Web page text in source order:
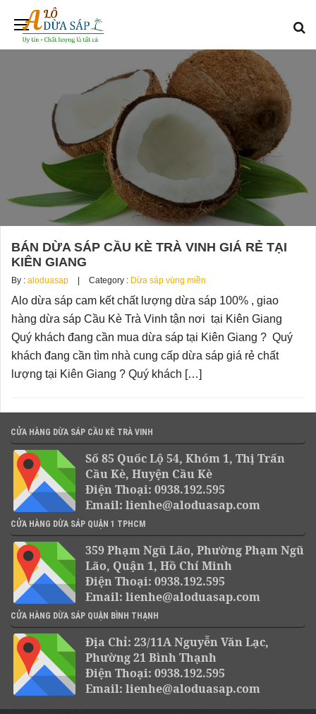
BÁN DỪA SÁP CẦU KÈ TRÀ VINH GIÁ RẺ TẠI
KIÊN GIANG
By : aloduasap Category : Dừa sáp vùng miền
Alo dừa sáp cam kết chất lượng dừa sáp 100% , giao
hàng dừa sáp Cầu Kè Trà Vinh tận nơi tại Kiên Giang
Quý khách đang cần mua dừa sáp tại Kiên Giang ? Quý
khách đang cần tìm nhà cung cấp dừa sáp giá rẻ chất
lượng tại Kiên Giang ? Quý khách […]
CỬA HÀNG DỪA SÁP CẦU KÈ TRÀ VINH
Số 85 Quốc Lộ 54, Khóm 1, Thị Trấn
Cầu Kè, Huyện Cầu Kè
Điện Thoại: 0938.192.595
Email: lienhe@aloduasap.com
CỬA HÀNG DỪA SÁP QUẬN 1 TPHCM
359 Phạm Ngũ Lão, Phường Phạm Ngũ
Lão, Quận 1, Hồ Chí Minh
Điện Thoại: 0938.192.595
Email: lienhe@aloduasap.com
CỬA HÀNG DỪA SÁP QUẬN BÌNH THẠNH
Địa Chỉ: 23/11A Nguyễn Văn Lạc,
Phường 21 Bình Thạnh
Điện Thoại: 0938.192.595
Email: lienhe@aloduasap.com